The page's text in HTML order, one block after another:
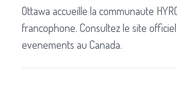
Ottawa accueille la communaute
francophone. Consultez le site officiel
evenements au Canada.